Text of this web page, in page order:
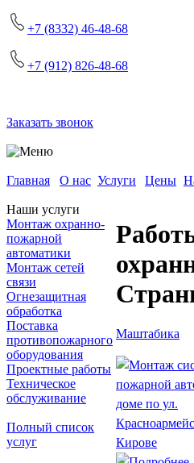
+7 (8332) 46-48-68
+7 (912) 826-48-68
Заказать звонок
Главная О нас Услуги Цены
Наши услуги
Монтаж охранно-
пожарной
автоматики
Монтаж сетей
связи
Огнезащитная
обработка
Поставка
противопожарного
оборудования
Проектные работы
Техническое
обслуживание
Полный список
услуг
Маштабика